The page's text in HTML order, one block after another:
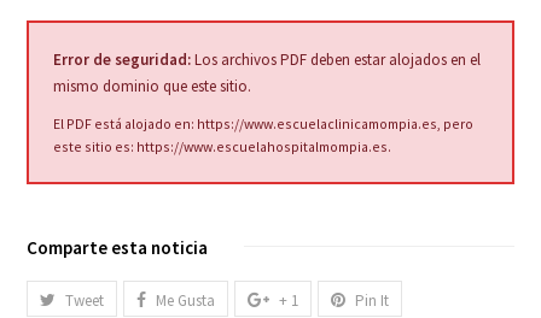
Error de seguridad:Los archivos PDF deben estar alojados en el
mismo dominio que este sitio.
El PDF está alojado en: https://www.escuelaclinicamompia.es , pero
este sitio es: https://www.escuelahospitalmompia.es.
Comparte esta noticia
Tweet Me Gusta + 1 Pin It